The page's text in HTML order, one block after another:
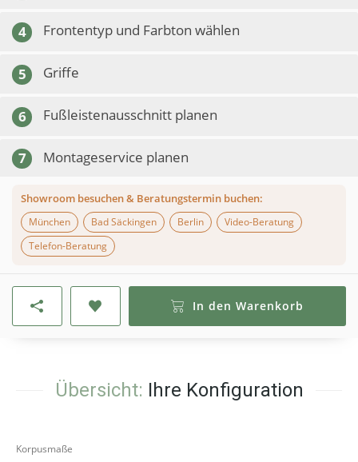
4 Frontentyp und Farbton wählen
5 Griffe
6 Fußleistenausschnitt planen
7 Montageservice planen
Showroom besuchen & Beratungstermin buchen:
München
Bad Säckingen Berlin
Video-Beratung
Telefon-Beratung
In den Warenkorb
Übersicht: Ihre Konfiguration
Korpusmaße